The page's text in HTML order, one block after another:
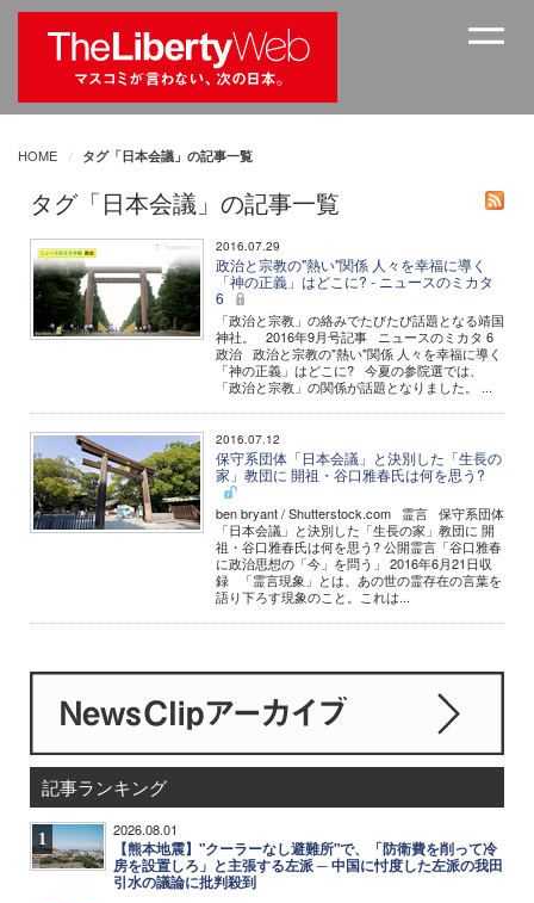
HOME タグ「日本会議」の記事一覧
タグ「日本会議」の記事一覧
2016.07.29
政治と宗教の"熱い"関係 人々を幸福に導く
「神の正義」はどこに? - ニュースのミカタ
6
「政治と宗教」の絡みでたびたび話題となる靖国
神社。 2016年9月号記事 ニュースのミカタ 6
政治 政治と宗教の"熱い"関係 人々を幸福に導く
「神の正義」はどこに? 今夏の参院選では、
「政治と宗教」の関係が話題となりました。 ...
2016.07.12
保守系団体「日本会議」と決別した「生長の
家」教団に 開祖・谷口雅春氏は何を思う?
ben bryant / Shutterstock.com 霊言 保守系団体
「日本会議」と決別した「生長の家」教団に 開
祖・谷口雅春氏は何を思う? 公開霊言「谷口雅春
に政治思想の「今」を問う」 2016年6月21日収
録 「霊言現象」とは、あの世の霊存在の言葉を
語り下ろす現象のこと。これは...
記事ランキング
1 2026.08.01
【熊本地震】"クーラーなし避難所"で、「防衛費を削って冷
房を設置しろ」と主張する左派 ─ 中国に忖度した左派の我田
引水の議論に批判殺到